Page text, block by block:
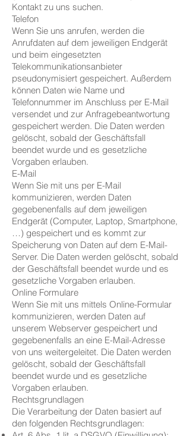
Kontakt zu uns suchen.
Telefon
Wenn Sie uns anrufen, werden die
Anrufdaten auf dem jeweiligen Endgerät
und beim eingesetzten
Telekommunikationsanbieter
pseudonymisiert gespeichert. Außerdem
können Daten wie Name und
Telefonnummer im Anschluss per E-Mail
versendet und zur Anfragebeantwortung
gespeichert werden. Die Daten werden
gelöscht, sobald der Geschäftsfall
beendet wurde und es gesetzliche
Vorgaben erlauben.
E-Mail
Wenn Sie mit uns per E-Mail
kommunizieren, werden Daten
gegebenenfalls auf dem jeweiligen
Endgerät (Computer, Laptop, Smartphone,
…) gespeichert und es kommt zur
Speicherung von Daten auf dem E-Mail-
Server. Die Daten werden gelöscht, sobald
der Geschäftsfall beendet wurde und es
gesetzliche Vorgaben erlauben.
Online Formulare
Wenn Sie mit uns mittels Online-Formular
kommunizieren, werden Daten auf
unserem Webserver gespeichert und
gegebenenfalls an eine E-Mail-Adresse
von uns weitergeleitet. Die Daten werden
gelöscht, sobald der Geschäftsfall
beendet wurde und es gesetzliche
Vorgaben erlauben.
Rechtsgrundlagen
Die Verarbeitung der Daten basiert auf
den folgenden Rechtsgrundlagen: